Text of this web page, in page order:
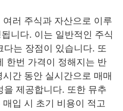
러 주식과 자산으로 이루
니다. 이는 일반적인 주식
다는 장점이 있습니다. 또
한번 가격이 정해지는 반
간 동안 실시간으로 매매
제공합니다. 또한 뮤추
입 시 초기 비용이 적고